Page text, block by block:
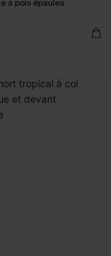
à pois épaules